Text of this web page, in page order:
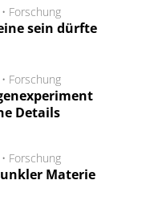
• Forschung
sein dürfte
• Forschung
Details
• Forschung
Materie